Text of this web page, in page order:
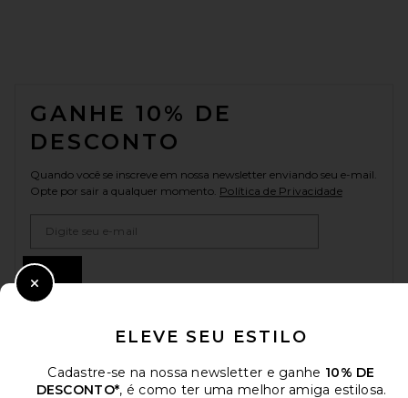
GANHE 10% DE
DESCONTO
Quando você se inscreve em nossa newsletter enviando seu e-mail.
Opte por sair a qualquer momento. Política de Privacidade
ELEVE SEU ESTILO
Cadastre-se na nossa newsletter e ganhe 10% DE
DESCONTO*, é como ter uma melhor amiga estilosa.
Close Modal